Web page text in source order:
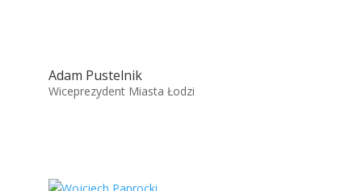
Adam Pustelnik
Wiceprezydent Miasta Łodzi